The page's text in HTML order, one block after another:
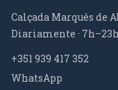
Calçada Marquês de
Diariamente · 7h–23h
+351 939 417 352
WhatsApp